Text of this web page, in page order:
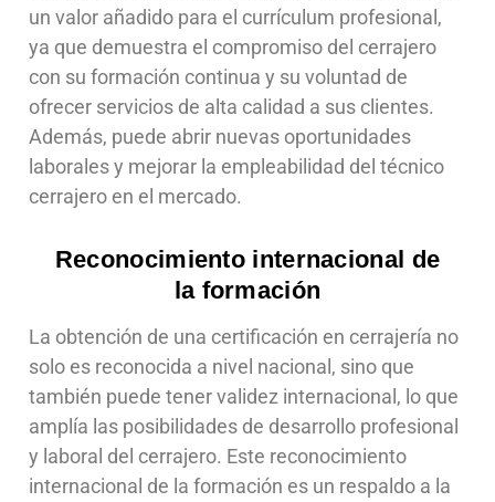
un valor añadido para el currículum profesional,
ya que demuestra el compromiso del cerrajero
con su formación continua y su voluntad de
ofrecer servicios de alta calidad a sus clientes.
Además, puede abrir nuevas oportunidades
laborales y mejorar la empleabilidad del técnico
cerrajero en el mercado.
Reconocimiento internacional de
la formación
La obtención de una certificación en cerrajería no
solo es reconocida a nivel nacional, sino que
también puede tener validez internacional, lo que
amplía las posibilidades de desarrollo profesional
y laboral del cerrajero. Este reconocimiento
internacional de la formación es un respaldo a la